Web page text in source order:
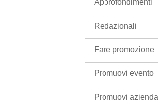
Approfondimenti
Redazionali
Fare promozione
Promuovi evento
Promuovi azienda